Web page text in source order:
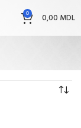
0 0,00 MDL